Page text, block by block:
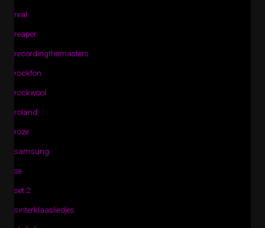
real
reaper
recordingthemasters
rockfon
rockwool
roland
roze
samsung
se
set 2
sinterklaasliedjes